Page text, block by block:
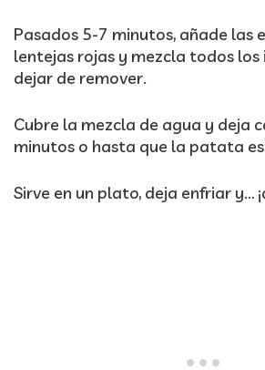
Pasados 5-7 minutos, añade las
lentejas rojas y mezcla todos los
dejar de remover.
Cubre la mezcla de agua y deja
minutos o hasta que la patata
Sirve en un plato, deja enfriar y…